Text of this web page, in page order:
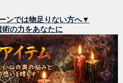
ンでは物足りない方へ▼
の力をあなたに